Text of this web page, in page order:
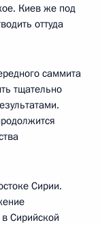
Киев же под
оттуда
саммита
тщательно
Сирии.
Сирийской